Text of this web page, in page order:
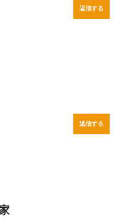
返信する
返信する